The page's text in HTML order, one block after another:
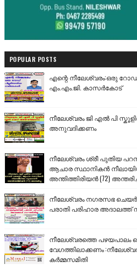
POPULAR POSTS
എന്റെ നീലേശ്വരം:ഒരു
എം.എം.ജി. കാസർകോട്
നീലേശ്വരം ജി എൽ പി
അനുവദിക്കണം
നീലേശ്വരം ശ്രീ പുതിയ
ആചാര സ്ഥാനികൻ
അന്തിത്തിരിയൻ (72)
നീലേശ്വരം നഗരസഭ
പരാതി പരിഹാര അദാലത്ത്
നീലേശ്വരത്തെ പഴയപാലം
വേഗത്തിലാക്കണം
കർമ്മസമിതി